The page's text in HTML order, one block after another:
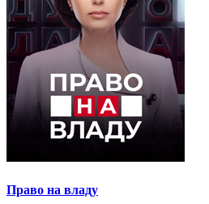
Право на владу